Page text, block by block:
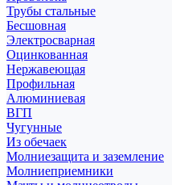
Трубы стальные
Бесшовная
Электросварная
Оцинкованная
Нержавеющая
Профильная
Алюминиевая
ВГП
Чугунные
Из обечаек
Молниезащита и заземление
Молниеприемники